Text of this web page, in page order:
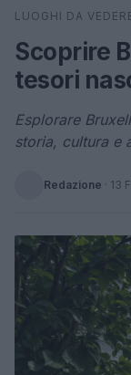
Cerca
LUOGHI DA
Scoprire
tesori
Esplorare
storia, cultura e
Redazione · 13